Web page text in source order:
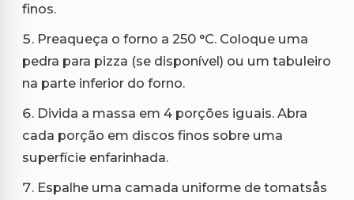
finos.
Preaqueça o forno a 250 °C. Coloque uma
pedra para pizza (se disponível) ou um tabuleiro
na parte inferior do forno.
Divida a massa em 4 porções iguais. Abra
cada porção em discos finos sobre uma
superfície enfarinhada.
Espalhe uma camada uniforme de tomatsås